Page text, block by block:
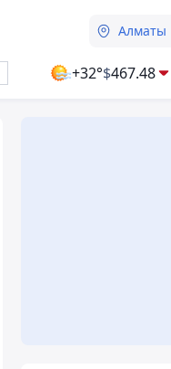
Алматы
+32°$467.48